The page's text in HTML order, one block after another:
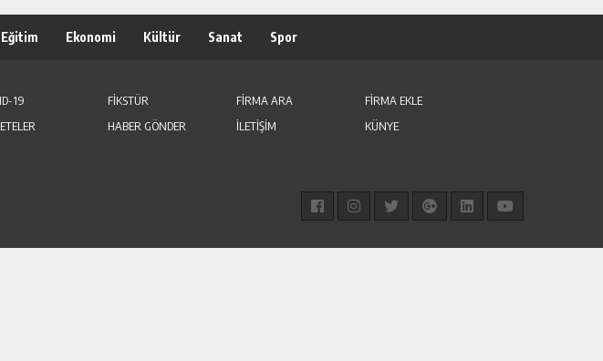
Eğitim Ekonomi Kültür Sanat Spor
19 FİKSTÜR FİRMA ARA
FİRMA EKLE
HABER GÖNDER İLETİŞİM KÜNYE